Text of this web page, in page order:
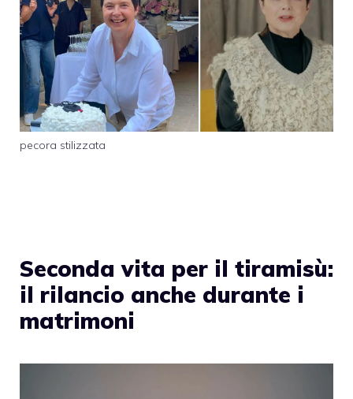
pecora stilizzata
Seconda vita per il tiramisù:
il rilancio anche durante i
matrimoni